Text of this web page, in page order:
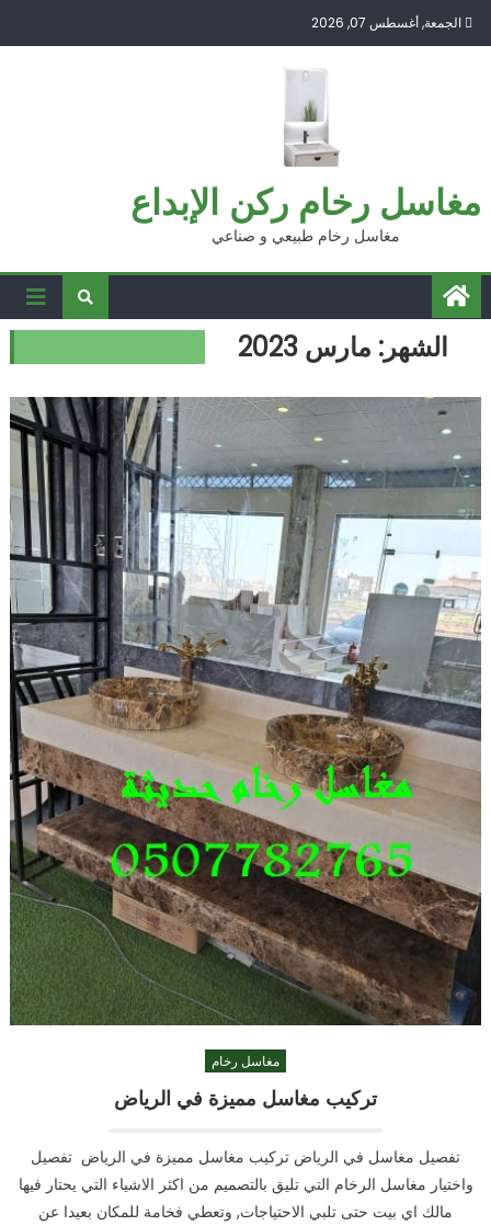
Skip الجمعة, أغسطس 07, 2026
مغاسل رخام ركن الإبداع
مغاسل رخام طبيعي و صناعي
الشهر: مارس 2023
مغاسل رخام
تركيب مغاسل مميزة في الرياض
تفصيل مغاسل في الرياض تركيب مغاسل مميزة في الرياض تفصيل
واختيار مغاسل الرخام التي تليق بالتصميم من اكثر الاشياء التي يحتار فيها
مالك اي بيت حتى تلبي الاحتياجات, وتعطي فخامة للمكان بعيدا عن